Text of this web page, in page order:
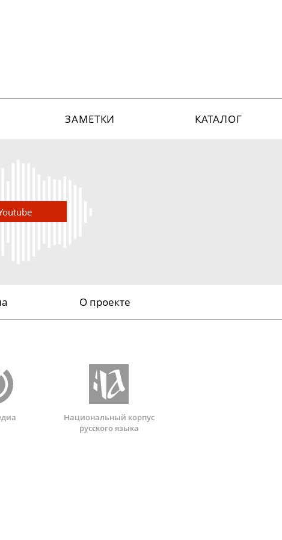
ЗАМЕТКИ КАТАЛОГ
О проекте
Национальный корпус
русского языка